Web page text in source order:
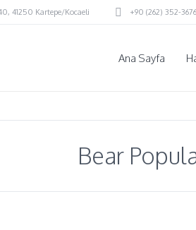
, 41250 Kartepe/Kocaeli +90 (262) 352-3676
Ana Sayfa
Bear